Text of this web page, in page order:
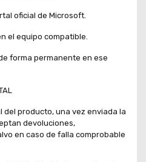
oficial de Microsoft.
el equipo compatible.
forma permanente en ese
producto, una vez enviada la
devoluciones,
en caso de falla comprobable